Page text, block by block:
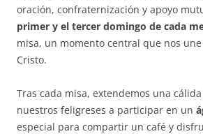
oración, confraternización y apoyo
primer y el tercer domingo de cada
misa, un momento central que nos
Cristo.
Tras cada misa, extendemos una
nuestros feligreses a participar en un
especial para compartir un café y